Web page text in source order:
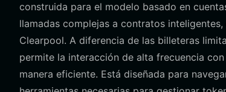
construida para el modelo basado en
llamadas complejas a contratos
Clearpool. A diferencia de las billeteras
permite la interacción de alta frecuencia
manera eficiente. Está diseñada para